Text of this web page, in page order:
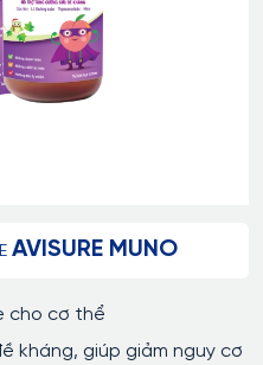
AVISURE MUNO
cho cơ thể
kháng, giúp giảm nguy cơ